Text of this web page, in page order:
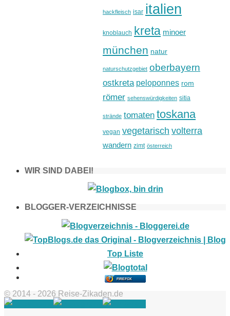
hackfleisch isar italien
knoblauch kreta minoer
münchen natur
naturschutzgebiet oberbayern
ostkreta peloponnes rom
römer sehenswürdigkeiten sitia
strände tomaten toskana
vegan vegetarisch volterra
wandern zimt österreich
WIR SIND DABEI!
BLOGGER-VERZEICHNISSE
FIREFOX
© 2014 - 2026 Reise-Zikaden.de